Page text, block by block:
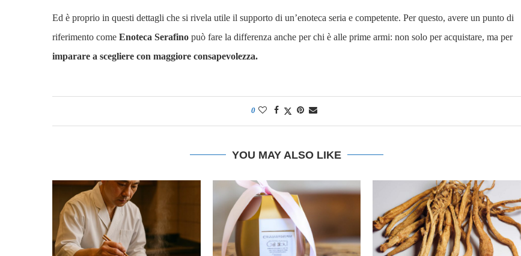
Ed è proprio in questi dettagli che si rivela utile il supporto di un’enoteca seria e competente. Per questo, avere un punto di
riferimento come Enoteca Serafino può fare la differenza anche per chi è alle prime armi: non solo per acquistare, ma per
imparare a scegliere con maggiore consapevolezza.
0
YOU MAY ALSO LIKE